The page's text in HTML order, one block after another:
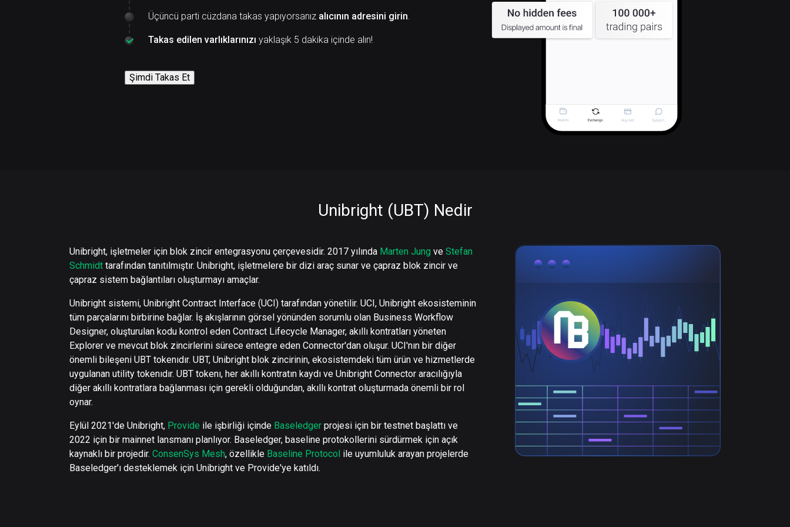
Üçüncü parti cüzdana takas yapıyorsanız alıcının adresini girin.
Takas edilen varlıklarınızı yaklaşık 5 dakika içinde alın!
Şimdi Takas Et
Unibright (UBT) Nedir
Unibright, işletmeler için blok zincir entegrasyonu çerçevesidir. 2017 yılında Marten Jung ve Stefan
Schmidt tarafından tanıtılmıştır. Unibright, işletmelere bir dizi araç sunar ve çapraz blok zincir ve
çapraz sistem bağlantıları oluşturmayı amaçlar.
Unibright sistemi, Unibright Contract Interface (UCI) tarafından yönetilir. UCI, Unibright ekosisteminin
tüm parçalarını birbirine bağlar. İş akışlarının görsel yönünden sorumlu olan Business Workflow
Designer, oluşturulan kodu kontrol eden Contract Lifecycle Manager, akıllı kontratları yöneten
Explorer ve mevcut blok zincirlerini sürece entegre eden Connector'dan oluşur. UCI'nın bir diğer
önemli bileşeni UBT tokenıdır. UBT, Unibright blok zincirinin, ekosistemdeki tüm ürün ve hizmetlerde
uygulanan utility tokenıdır. UBT tokenı, her akıllı kontratın kaydı ve Unibright Connector aracılığıyla
diğer akıllı kontratlara bağlanması için gerekli olduğundan, akıllı kontrat oluşturmada önemli bir rol
oynar.
Eylül 2021'de Unibright, Provide ile işbirliği içinde Baseledger projesi için bir testnet başlattı ve
2022 için bir mainnet lansmanı planlıyor. Baseledger, baseline protokollerini sürdürmek için açık
kaynaklı bir projedir. ConsenSys Mesh, özellikle Baseline Protocol ile uyumluluk arayan projelerde
Baseledger'ı desteklemek için Unibright ve Provide'ye katıldı.